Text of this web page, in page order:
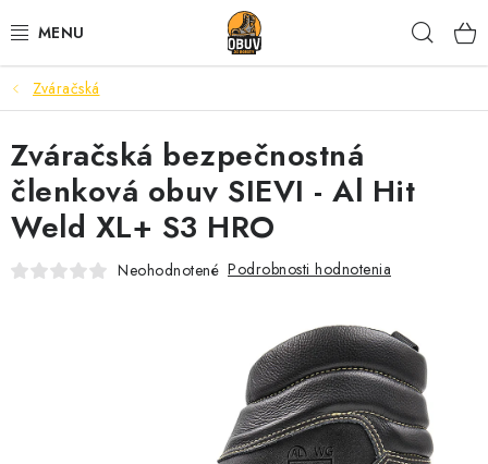
na
PRACOVNÁ A BEZPEČNOSTNÁ OBUV
VOĽNOČASOVÁ OBUV
VÝPREDAJ
VLOŽKY
BEZPEČNOSTNÉ NORMY A SYMBOLY
Zváračská
Zváračská bezpečnostná
členková obuv SIEVI - Al Hit
Weld XL+ S3 HRO
Neohodnotené Podrobnosti hodnotenia